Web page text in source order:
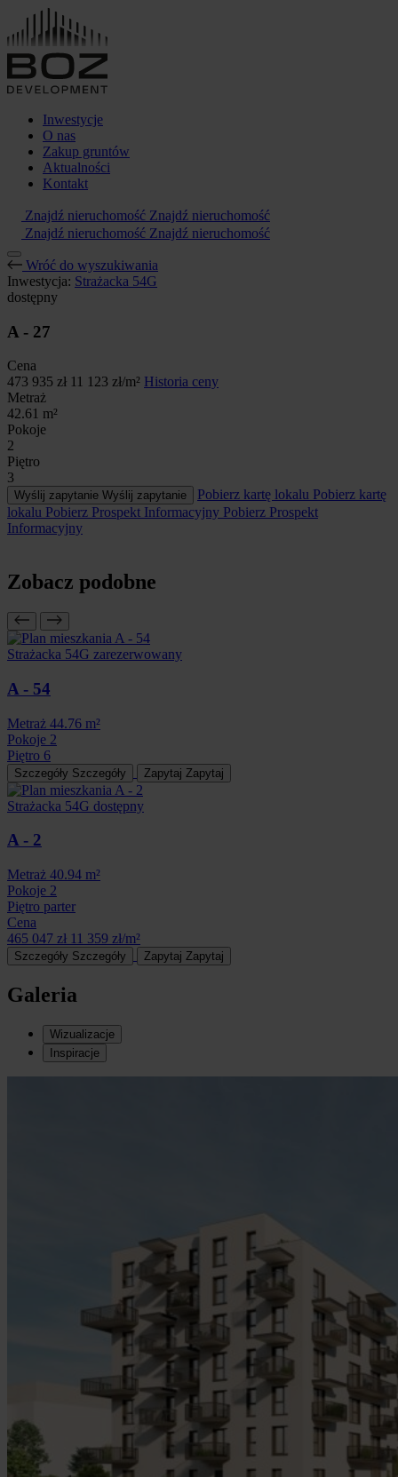
Inwestycje
O nas
Zakup gruntów
Aktualności
Kontakt
Znajdź nieruchomość Znajdź nieruchomość
Znajdź nieruchomość Znajdź nieruchomość
Wróć do wyszukiwania
Inwestycja: Strażacka 54G
dostępny
A - 27
Cena
473 935 zł 11 123 zł/m² Historia ceny
Metraż
42.61 m²
Pokoje
2
Piętro
3
Wyślij zapytanie Wyślij zapytanie Pobierz kartę lokalu Pobierz kartę
lokalu Pobierz Prospekt Informacyjny Pobierz Prospekt
Informacyjny
Zobacz podobne
Strażacka 54G zarezerwowany
A - 54
Metraż 44.76 m²
Pokoje 2
Piętro 6
Szczegóły Szczegóły Zapytaj Zapytaj
Strażacka 54G dostępny
A - 2
Metraż 40.94 m²
Pokoje 2
Piętro parter
Cena
465 047 zł 11 359 zł/m²
Szczegóły Szczegóły Zapytaj Zapytaj
Galeria
Wizualizacje
Inspiracje